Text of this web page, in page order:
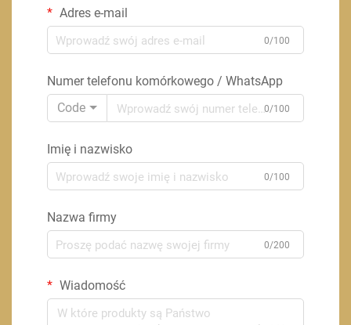
Adres e-mail
0/100
Numer telefonu komórkowego / WhatsApp
Code
0/100
Imię i nazwisko
0/100
Nazwa firmy
0/200
Wiadomość